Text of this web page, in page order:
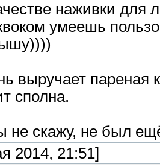
наживки для
умеешь
выручает пареная
сполна.
не скажу, не был
2014, 21:51]